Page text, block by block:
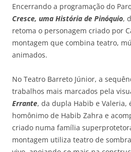
Encerrando a programação do
Cresce, uma História de Pinóquio,
retoma o personagem criado por
montagem que combina teatro,
animados.
No Teatro Barreto Júnior, a
trabalhos mais marcados pela
Errante, da dupla Habib e Valeria,
homônimo de Habib Zahra e
criado numa família
montagem utiliza teatro de